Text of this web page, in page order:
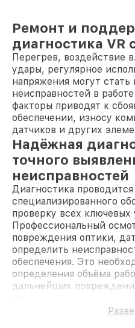
Ремонт и
диагностика VR
Перегрев, воздействие
удары, регулярное
напряжения могут стать
неисправностей в
факторы приводят к
обеспечении, износу
датчиков и других
Надёжная
точного
неисправностей
Диагностика
специализированного
проверку всех ключевых
Профессиональный
повреждения оптики,
определить
обеспечения. Это
определения объёма
дальнейших
систем Oculus